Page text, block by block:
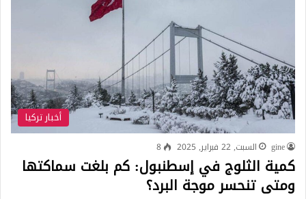
أخبار تركيا
gine السبت, 22 فبراير, 2025 8
كمية الثلوج في إسطنبول: كم بلغت سماكتها
ومتى تنحسر موجة البرد؟